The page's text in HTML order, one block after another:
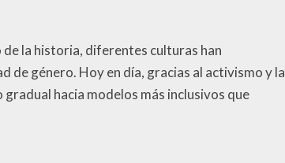
de la historia, diferentes culturas han
de género. Hoy en día, gracias al activismo y la
hacia modelos más inclusivos que